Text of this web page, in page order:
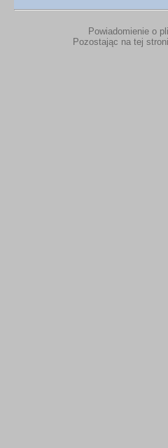
Powiadomienie o
Pozostając na tej